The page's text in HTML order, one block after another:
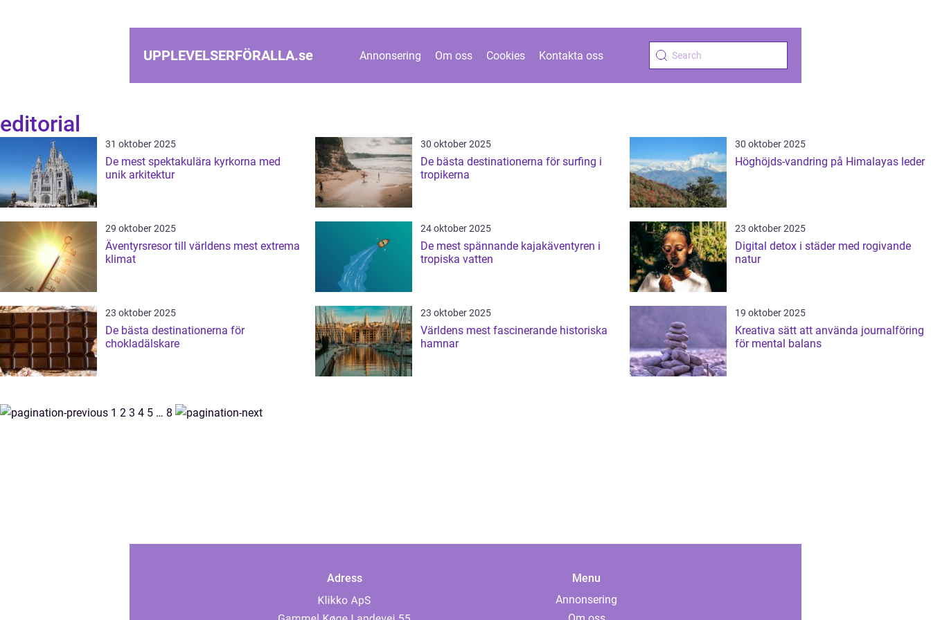
UPPLEVELSERFÖRALLA.se Annonsering Om oss Cookies Kontakta oss
editorial
31 oktober 2025
De mest spektakulära kyrkorna med
unik arkitektur
30 oktober 2025
De bästa destinationerna för surfing i
tropikerna
30 oktober 2025
Höghöjds-vandring på Himalayas leder
29 oktober 2025
Äventyrsresor till världens mest extrema
klimat
24 oktober 2025
De mest spännande kajakäventyren i
tropiska vatten
23 oktober 2025
Digital detox i städer med rogivande
natur
23 oktober 2025
De bästa destinationerna för
chokladälskare
23 oktober 2025
Världens mest fascinerande historiska
hamnar
19 oktober 2025
Kreativa sätt att använda journalföring
för mental balans
1 2 3 4 5 … 8
Adress
Menu
Annonsering